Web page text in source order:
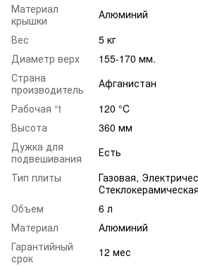
Материал
крышки
Алюминий
Вес
5 кг
Диаметр верх
155-170 мм.
Страна
производитель
Афганистан
Рабочая °t
120 °C
Высота
360 мм
Дужка для
подвешивания
Есть
Тип плиты
Газовая,
Стеклокерамическая
Объем
6 л
Материал
Алюминий
Гарантийный
срок
12 мес